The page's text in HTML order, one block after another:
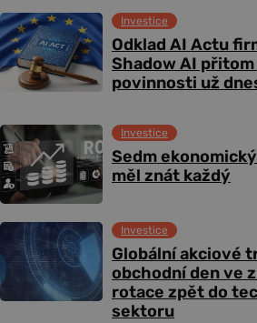
Odklad AI Actu
Shadow AI
povinnosti už
Investice
Sedm
měl znát každý
Investice
Globální akciové
obchodní den ve
rotace zpět do
sektoru
Investice